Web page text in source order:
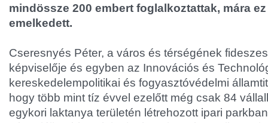
mindössze 200 embert foglalkoztattak, mára
emelkedett.
Cseresnyés Péter, a város és térségének
képviselője és egyben az Innovációs és
kereskedelempolitikai és fogyasztóvédelmi
hogy több mint tíz évvel ezelőtt még csak 84
egykori laktanya területén létrehozott ipari